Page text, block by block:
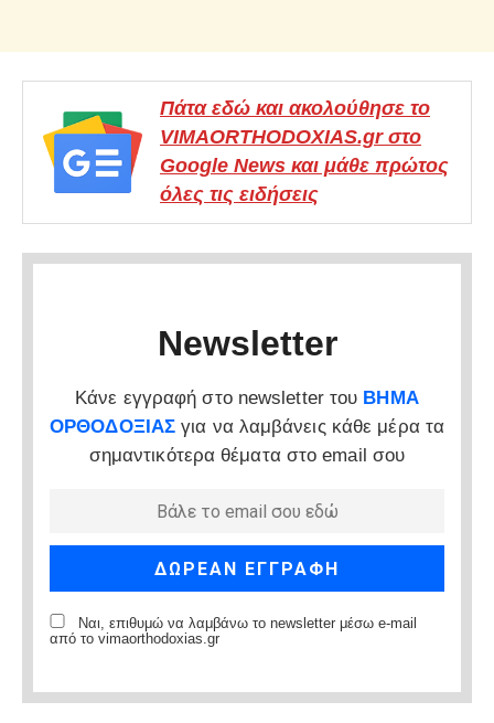
Πάτα εδώ και ακολούθησε το
VIMAORTHODOXIAS.gr στο
Google News και μάθε πρώτος
όλες τις ειδήσεις
Newsletter
Κάνε εγγραφή στο newsletter του ΒΗΜΑ
ΟΡΘΟΔΟΞΙΑΣ για να λαμβάνεις κάθε μέρα τα
σημαντικότερα θέματα στο email σου
Ναι, επιθυμώ να λαμβάνω το newsletter μέσω e-mail
από το vimaorthodoxias.gr